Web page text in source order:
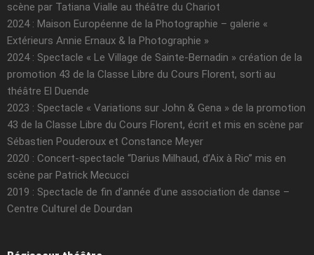
scène par Tatiana Vialle au théâtre du Chariot
2024 : Maison Européenne de la Photographie – galerie «
Extérieurs Annie Ernaux & la Photographie »
2024 : Spectacle « Le Village de Sainte-Bernadin » création de la
promotion 43 de la Classe Libre du Cours Florent, sorti au
théâtre El Duende
2023 : Spectacle « Variations sur John & Gena » de la promotion
43 de la Classe Libre du Cours Florent, écrit et mis en scène par
Sébastien Pouderoux et Constance Meyer
2020 : Concert-spectacle “Darius Milhaud, d’Aix à Rio” mis en
scène par Patrick Mecucci
2019 : Spectacle de fin d’année d’une association de danse –
Centre Culturel de Dourdan